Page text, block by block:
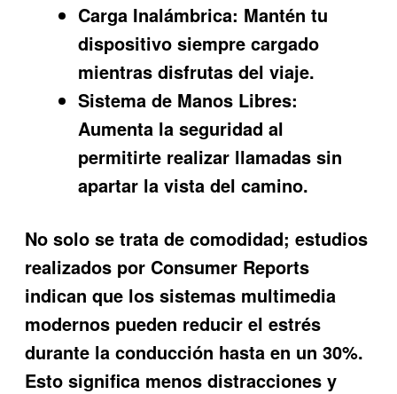
Carga Inalámbrica: Mantén tu
dispositivo siempre cargado
mientras disfrutas del viaje.
Sistema de Manos Libres:
Aumenta la seguridad al
permitirte realizar llamadas sin
apartar la vista del camino.
No solo se trata de comodidad; estudios
realizados por Consumer Reports
indican que los sistemas multimedia
modernos pueden reducir el estrés
durante la conducción hasta en un 30%.
Esto significa menos distracciones y